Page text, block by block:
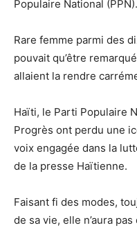
Populaire National (PPN).
Rare femme parmi des
pouvait qu’être
allaient la rendre
Haïti, le Parti Populaire
Progrès ont perdu une
voix engagée dans la
de la presse Haïtienne.
Faisant fi des modes,
de sa vie, elle n’aura pas